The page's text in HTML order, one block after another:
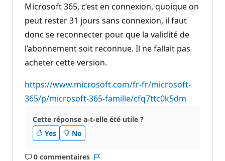
Microsoft 365, c’est en connexion, quoique on
peut rester 31 jours sans connexion, il faut
donc se reconnecter pour que la validité de
l’abonnement soit reconnue. Il ne fallait pas
acheter cette version.
https://www.microsoft.com/fr-fr/microsoft-
365/p/microsoft-365-famille/cfq7ttc0k5dm
Cette réponse a-t-elle été utile ?
Yes
No
0 commentaires